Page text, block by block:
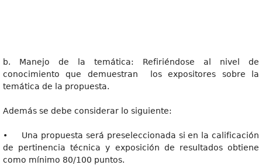
b. Manejo de la temática: Refiriéndose al nivel de
conocimiento que demuestran los expositores sobre la
temática de la propuesta.
Además se debe considerar lo siguiente:
• Una propuesta será preseleccionada si en la calificación
de pertinencia técnica y exposición de resultados obtiene
como mínimo 80/100 puntos.